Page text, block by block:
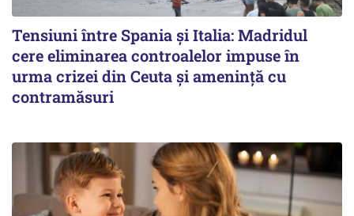
Tensiuni între Spania și Italia: Madridul
cere eliminarea controalelor impuse în
urma crizei din Ceuta și amenință cu
contramăsuri